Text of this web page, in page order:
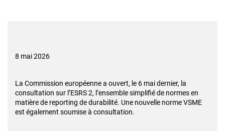
8 mai 2026
La Commission européenne a ouvert, le 6 mai dernier, la
consultation sur l’ESRS 2, l’ensemble simplifié de normes en
matière de reporting de durabilité. Une nouvelle norme VSME
est également soumise à consultation.